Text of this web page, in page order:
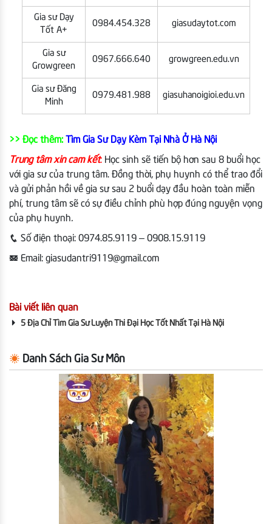
Gia sư Dạy
Tốt A+
0984.454.328 giasudaytot.com
Gia sư
Growgreen
0967.666.640 growgreen.edu.vn
Gia sư Đăng
Minh
0979.481.988 giasuhanoigioi.edu.vn
>> Đọc thêm: Tìm Gia Sư Dạy Kèm Tại Nhà Ở Hà Nội
Trung tâm xin cam kết: Học sinh sẽ tiến bộ hơn sau 8 buổi học
với gia sư của trung tâm. Đồng thời, phụ huynh có thể trao đổi
và gửi phản hồi về gia sư sau 2 buổi dạy đầu hoàn toàn miễn
phí, trung tâm sẽ có sự điều chỉnh phù hợp đúng nguyện vọng
của phụ huynh.
Số điện thoại: 0974.85.9119 – 0908.15.9119
Email: giasudantri9119@gmail.com
Bài viết liên quan
5 Địa Chỉ Tìm Gia Sư Luyện Thi Đại Học Tốt Nhất Tại Hà Nội
Danh Sách Gia Sư Môn